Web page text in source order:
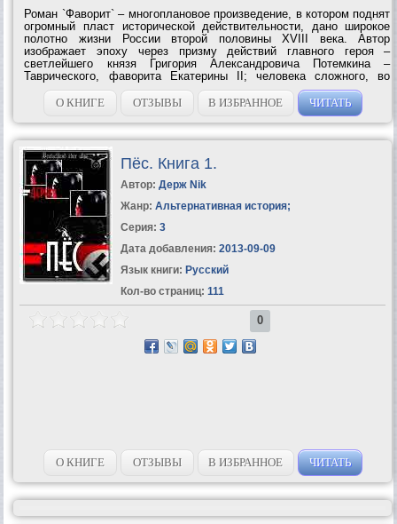
Роман `Фаворит` – многоплановое произведение, в котором поднят
огромный пласт исторической действительности, дано широкое
полотно жизни России второй половины XVIII века. Автор
изображает эпоху через призму действий главного героя –
светлейшего князя Григория Александровича Потемкина –
Таврического, фаворита Екатерины II; человека сложного, во
многом противоречивого, но, безусловно, талантливого и умного,
решительно вторгавшегося...
О КНИГЕ ОТЗЫВЫ В ИЗБРАННОЕ ЧИТАТЬ
Пёс. Книга 1.
Автор: Держ Nik
Жанр: Альтернативная история;
Серия: 3
Дата добавления: 2013-09-09
Язык книги: Русский
Кол-во страниц: 111
0
О КНИГЕ ОТЗЫВЫ В ИЗБРАННОЕ ЧИТАТЬ